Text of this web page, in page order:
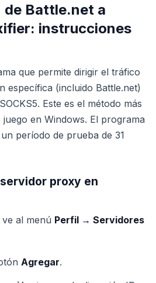
Battle.net a
instrucciones
que permite dirigir el tráfico
específica (incluido Battle.net)
Este es el método más
en Windows. El programa
período de prueba de 31
proxy en
al menú Perfil → Servidores
Agregar.